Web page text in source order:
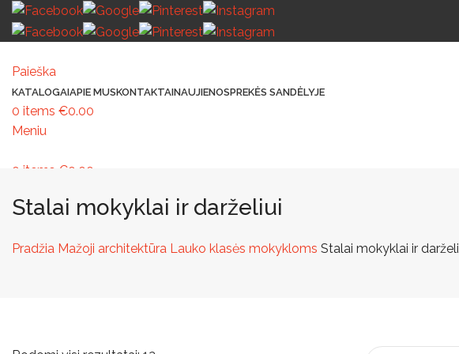
Paieška
KATALOGAIAPIE MUSKONTAKTAINAUJIENOSPREKĖS SANDĖLYJE
0 items €0.00
Meniu
0 items €0.00
Stalai mokyklai ir darželiui
Pradžia Mažoji architektūra Lauko klasės mokykloms Stalai mokyklai ir